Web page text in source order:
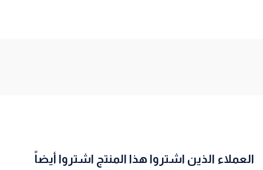
العملاء الذين اشتروا هذا المنتج اشتروا أيضاً